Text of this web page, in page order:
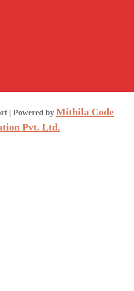
| Powered by Mithila Code
Pvt. Ltd.